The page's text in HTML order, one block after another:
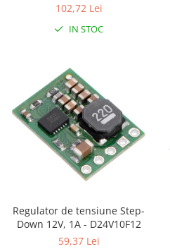
102,72 Lei
IN STOC
Regulator de tensiune Step-
Down 12V, 1A - D24V10F12
59,37 Lei